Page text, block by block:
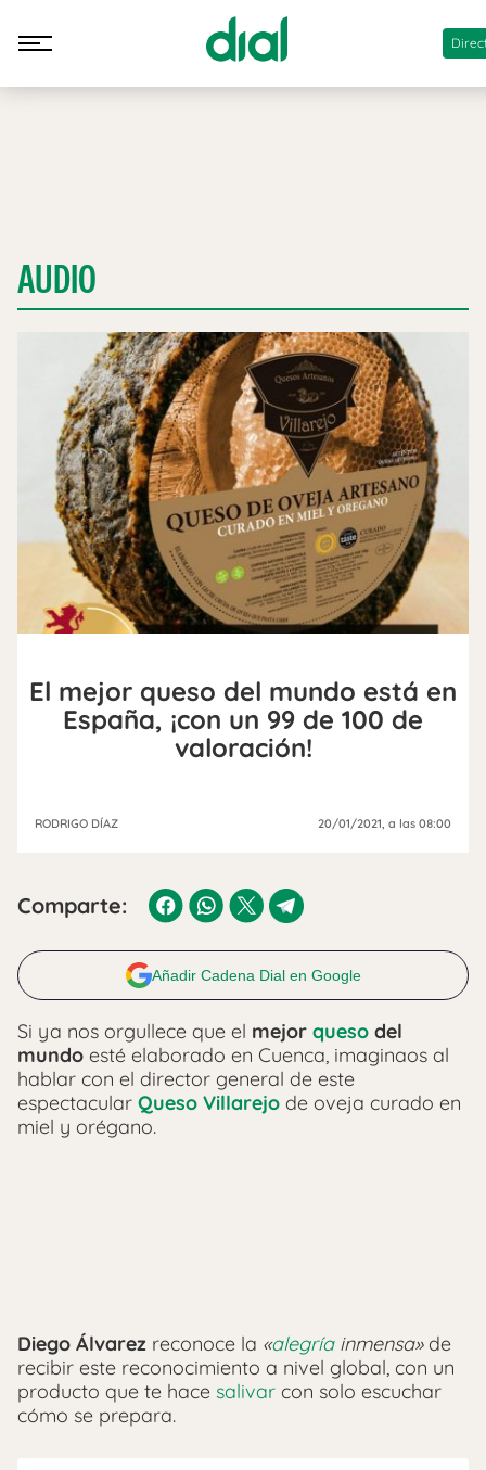
AUDIO
El mejor queso del mundo está en
España, ¡con un 99 de 100 de
valoración!
RODRIGO DÍAZ 20/01/2021 , a las 08:00
Comparte:
Añadir Cadena Dial en Google
Si ya nos orgullece que el mejor queso del
mundo esté elaborado en Cuenca, imaginaos al
hablar con el director general de este
espectacular Queso Villarejo de oveja curado en
miel y orégano.
Diego Álvarez reconoce la «alegríainmensa»de
recibir este reconocimiento a nivel global, con un
producto que te hace salivar con solo escuchar
cómo se prepara.